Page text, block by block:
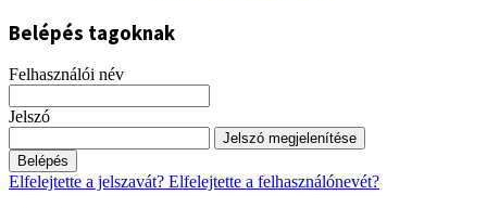
Belépés tagoknak
Felhasználói név
Jelszó
Jelszó megjelenítése
Belépés
Elfelejtette a jelszavát? Elfelejtette a felhasználónevét?